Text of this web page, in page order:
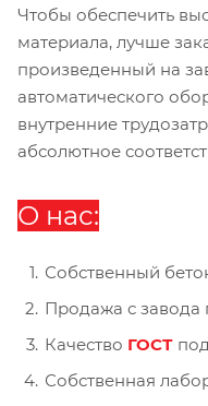
Чтобы обеспечить
материала, лучше
произведенный на
автоматического
внутренние
абсолютное
О нас:
Собственный
Продажа с
Качество ГОСТ
Собственная